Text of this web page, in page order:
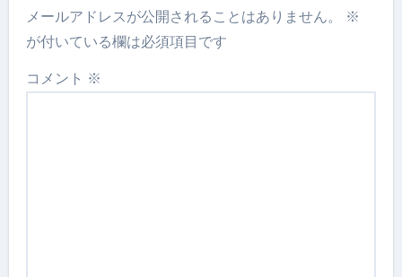
メールアドレスが公開されることはありません。
※
が付いている欄は必須項目です
コメント ※